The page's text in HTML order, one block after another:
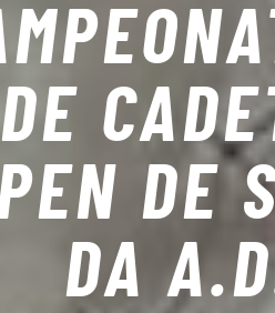
DE
DE
DA